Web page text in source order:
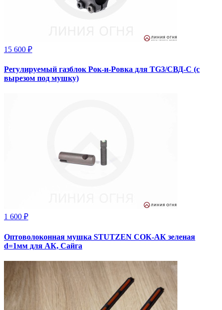
15 600 ₽
Регулируемый газблок Рок-и-Ровка для TG3/СВД-С (с
вырезом под мушку)
1 600 ₽
Оптоволоконная мушка STUTZEN СОК-АК зеленая
d=1мм для АК, Сайга